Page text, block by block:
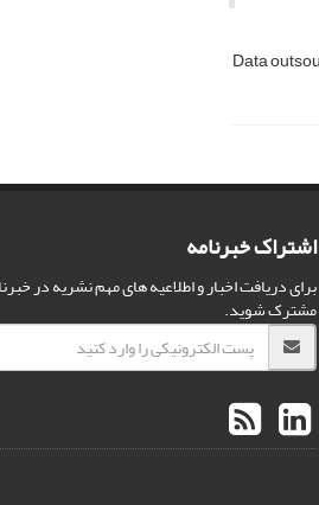
Data
اشتراک خبرنامه
برای دریافت اخبار و اطلاعیه های مهم نشریه در
مشترک شوید.